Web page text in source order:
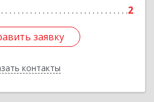
2
заявку
контакты
заявку
Назад